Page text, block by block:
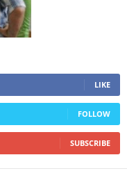
LIKE
FOLLOW
SUBSCRIBE